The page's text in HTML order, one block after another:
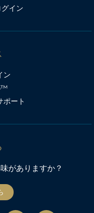
イン
ン
ポート
がありますか？